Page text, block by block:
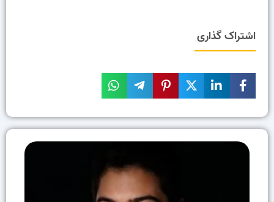
اشتراک گذاری